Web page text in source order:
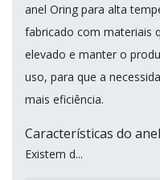
anel Oring para alta
fabricado com materiais
elevado e manter o
uso, para que a
mais eficiência.
Características do
Existem d...